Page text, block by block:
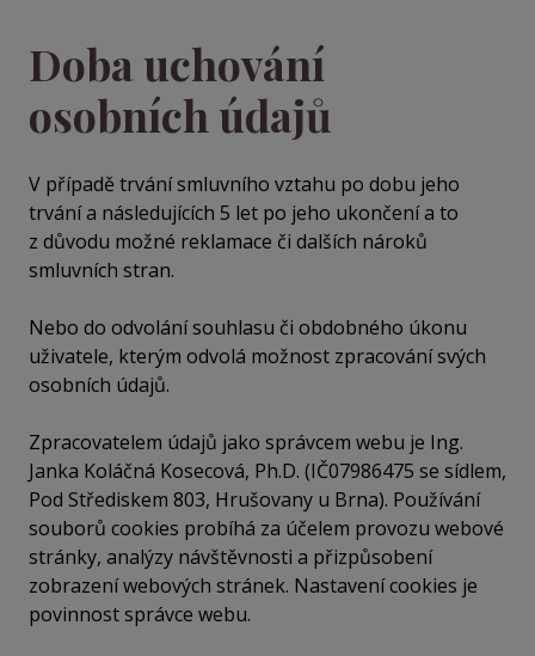
Doba uchování
osobních údajů
V případě trvání smluvního vztahu po dobu jeho
trvání a následujících 5 let po jeho ukončení a to
z důvodu možné reklamace či dalších nároků
smluvních stran.
Nebo do odvolání souhlasu či obdobného úkonu
uživatele, kterým odvolá možnost zpracování svých
osobních údajů.
Zpracovatelem údajů jako správcem webu je Ing.
Janka Koláčná Kosecová, Ph.D. (IČ07986475 se sídlem,
Pod Střediskem 803, Hrušovany u Brna). Používání
souborů cookies probíhá za účelem provozu webové
stránky, analýzy návštěvnosti a přizpůsobení
zobrazení webových stránek. Nastavení cookies je
povinnost správce webu.